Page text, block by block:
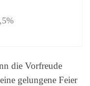
die Vorfreude
gelungene Feier